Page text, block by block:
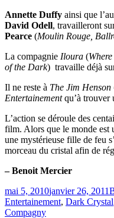
Annette Duffy ainsi que
David Odell, travailleront
Pearce (Moulin Rouge,
La compagnie Iloura (
of the Dark) travaille déjà
Il ne reste à The Jim
Entertainementqu’à trouver
L’action se déroule des
film. Alors que le monde est
une mystérieuse fille de feu
morceau du cristal afin de
– Benoit Mercier
Publié
le
mai 5, 2010janvier 26, 2011
Entertainement, Dark Crystal
Compagny